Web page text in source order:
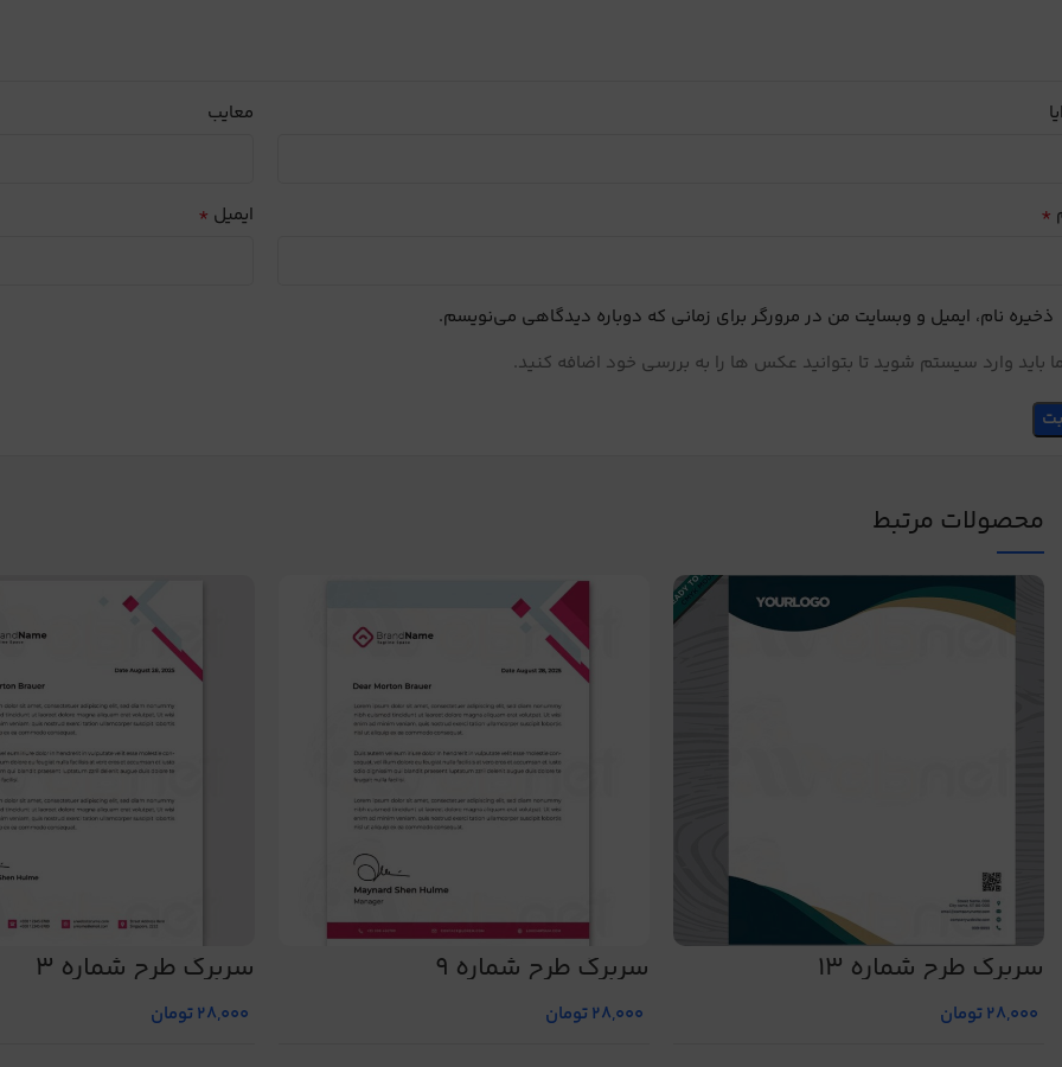
معایب
* ایمیل *
ذخیره نام، ایمیل و وبسایت من در مرورگر برای زمانی که دوباره دیدگاهی می‌نویسم.
باید وارد سیستم شوید تا بتوانید عکس ها را به بررسی خود اضافه کنید.
محصولات مرتبط
سربرگ طرح شماره 13
28,000تومان
سربرگ طرح شماره 9
28,000تومان
سربرگ طرح شماره 3
28,000تومان